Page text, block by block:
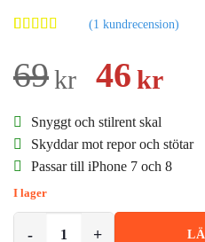
baserat på
kundrecension
(1 kundrecension)
69kr
Det
priset
var:
69kr.
46 krDet
är:
Snyggt och stilrent skal
Skyddar mot repor och stötar
Passar till iPhone 7 och 8
I lager